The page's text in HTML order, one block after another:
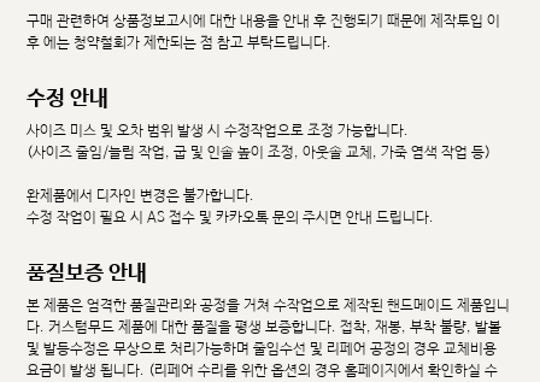
구매 관련하여 상품정보고시에 대한 내용을 안내 후 진행되기 때문에 제작투입 이
후 에는 청약철회가 제한되는 점 참고 부탁드립니다.
수정 안내
사이즈 미스 및 오차 범위 발생 시 수정작업으로 조정 가능합니다.
(사이즈 줄임/늘림 작업, 굽 및 인솔 높이 조정, 아웃솔 교체, 가죽 염색 작업 등)
완제품에서 디자인 변경은 불가합니다.
수정 작업이 필요 시 AS 접수 및 카카오톡 문의 주시면 안내 드립니다.
품질보증 안내
본 제품은 엄격한 품질관리와 공정을 거쳐 수작업으로 제작된 핸드메이드 제품입니
다. 커스텀무드 제품에 대한 품질을 평생 보증합니다. 접착, 재봉, 부착 불량, 발볼
및 발등수정은 무상으로 처리가능하며 줄임수선 및 리페어 공정의 경우 교체비용
요금이 발생 됩니다. (리페어 수리를 위한 옵션의 경우 홈페이지에서 확인하실 수